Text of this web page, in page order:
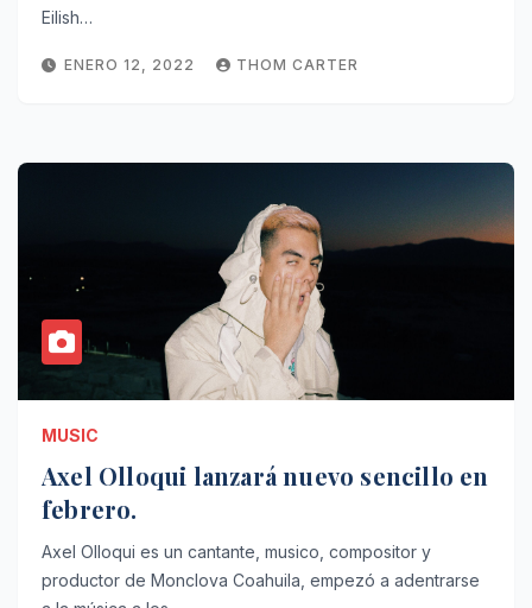
Eilish…
ENERO 12, 2022 THOM CARTER
MUSIC
Axel Olloqui lanzará nuevo sencillo en
febrero.
Axel Olloqui es un cantante, musico, compositor y
productor de Monclova Coahuila, empezó a adentrarse